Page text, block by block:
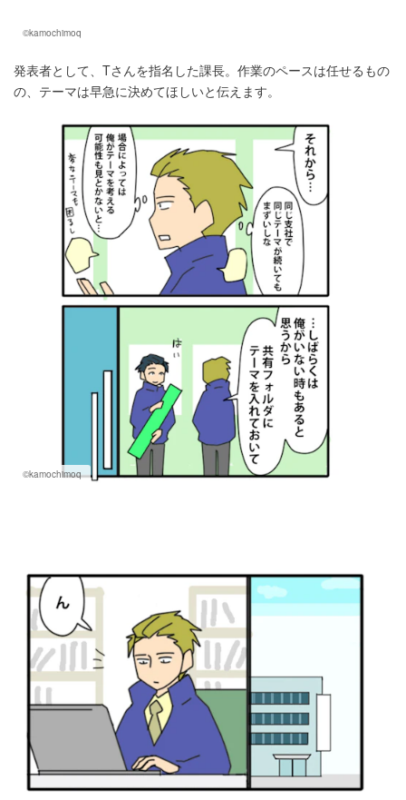
©kamochimoq
発表者として、Tさんを指名した課長。作業のペースは任せるもの
の、テーマは早急に決めてほしいと伝えます。
©kamochimoq